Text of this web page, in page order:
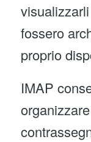
fossero
proprio
IMAP